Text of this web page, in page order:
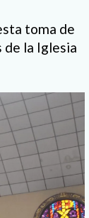
toma de
de la Iglesia